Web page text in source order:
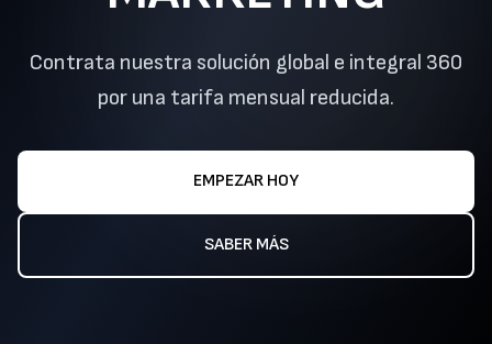
Contrata nuestra solución global e integral 360
por una tarifa mensual reducida.
EMPEZAR HOY
SABER MÁS